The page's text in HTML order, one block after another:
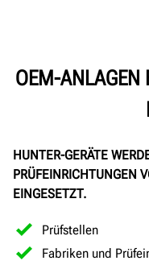
OEM-ANLAGEN
HUNTER-GERÄTE
PRÜFEINRICHTUNGEN
EINGESETZT.
Prüfstellen
Fabriken und